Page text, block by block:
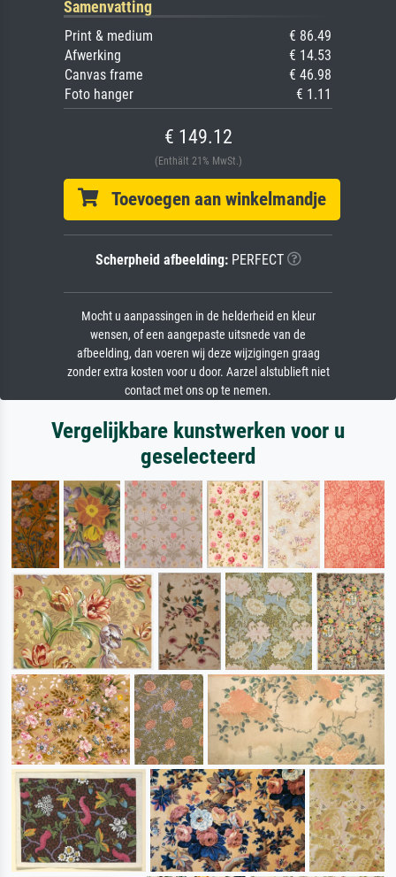
Samenvatting
Print & medium
€ 86.49
Afwerking
€ 14.53
Canvas frame
€ 46.98
Foto hanger
€ 1.11
€ 149.12
(Enthält 21% MwSt.)
Toevoegen aan winkelmandje
Scherpheid afbeelding:PERFECT
Mocht u aanpassingen in de helderheid en kleur
wensen, of een aangepaste uitsnede van de
afbeelding, dan voeren wij deze wijzigingen graag
zonder extra kosten voor u door. Aarzel alstublieft niet
contact met ons op te nemen.
Vergelijkbare kunstwerken voor u
geselecteerd